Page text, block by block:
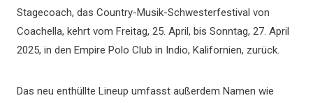
Stagecoach, das Country-Musik-Schwesterfestival von
Coachella, kehrt vom Freitag, 25. April, bis Sonntag, 27. April
2025, in den Empire Polo Club in Indio, Kalifornien, zurück.
Das neu enthüllte Lineup umfasst außerdem Namen wie